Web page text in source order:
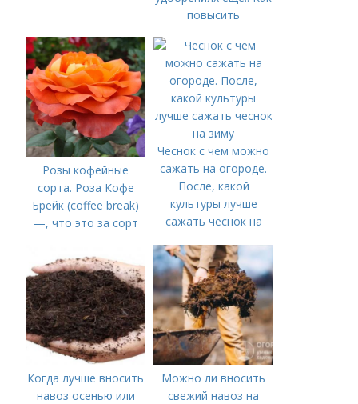
повысить
осенью
Розы кофейные
сорта. Роза Кофе
Брейк (coffee break)
—, что это за сорт
Чеснок с чем можно
сажать на огороде.
После, какой
культуры лучше
сажать чеснок на
Когда лучше вносить
навоз осенью или
Можно ли вносить
свежий навоз на